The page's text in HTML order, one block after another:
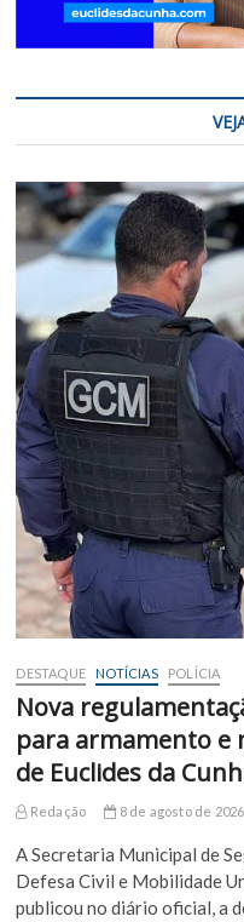
DESTAQUE NOTÍCIAS POLÍCIA
Nova
para armamento e
de Euclides da
Redação 8 de agosto de 2026
A Secretaria Municipal de
Defesa Civil e Mobilidade
publicou no diário oficial, a